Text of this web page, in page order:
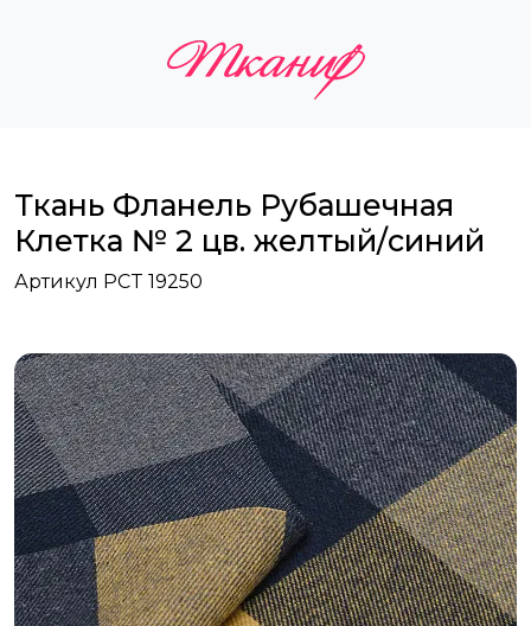
Ткань Фланель Рубашечная
Клетка № 2 цв. желтый/синий
Артикул PCT 19250